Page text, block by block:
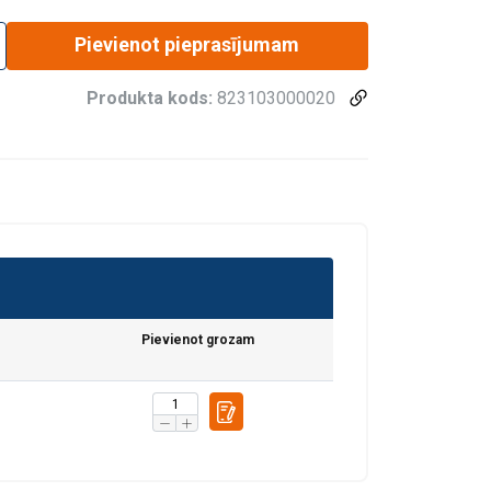
Pievienot pieprasījumam
Produkta kods: 823103000020
Pievienot grozam
LATVIAN
Mēs arī
partneriem,